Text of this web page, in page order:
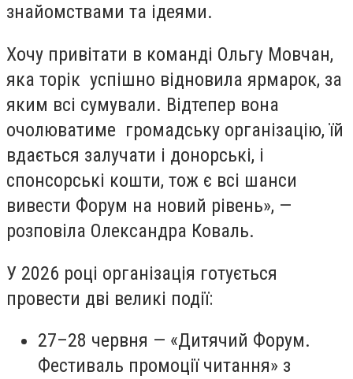
знайомствами та ідеями.
Хочу привітати в команді Ольгу Мовчан,
яка торік успішно відновила ярмарок, за
яким всі сумували. Відтепер вона
очолюватиме громадську організацію, їй
вдається залучати і донорські, і
спонсорські кошти, тож є всі шанси
вивести Форум на новий рівень», —
розповіла Олександра Коваль.
У 2026 році організація готується
провести дві великі події:
27–28 червня — «Дитячий Форум.
Фестиваль промоції читання» з